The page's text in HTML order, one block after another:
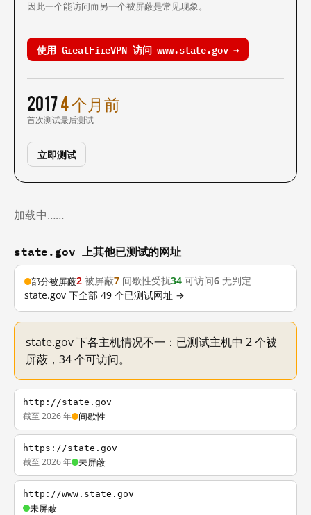
因此一个能访问而另一个被屏蔽是常见现象。
使用 GreatFireVPN 访问 www.state.gov →
2017
首次测试
4 个月前
最后测试
立即测试
加载中……
state.gov 上其他已测试的网址
部分被屏蔽2 被屏蔽7 间歇性受扰34 可访问6 无判定
state.gov 下全部 49 个已测试网址 →
state.gov 下各主机情况不一：已测试主机中 2 个被
屏蔽，34 个可访问。
http://state.gov
截至 2026 年 间歇性
https://state.gov
截至 2026 年 未屏蔽
http://www.state.gov
未屏蔽